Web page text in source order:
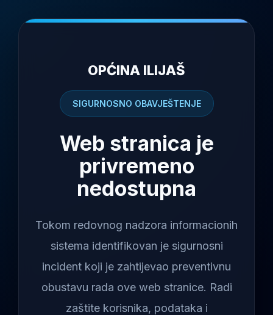
OPĆINA ILIJAŠ
SIGURNOSNO OBAVJEŠTENJE
Web stranica je
privremeno
nedostupna
Tokom redovnog nadzora informacionih
sistema identifikovan je sigurnosni
incident koji je zahtijevao preventivnu
obustavu rada ove web stranice. Radi
zaštite korisnika, podataka i